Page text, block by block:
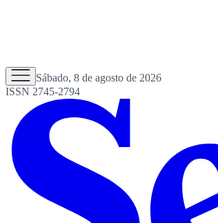
Sábado, 8 de agosto de 2026
ISSN 2745-2794